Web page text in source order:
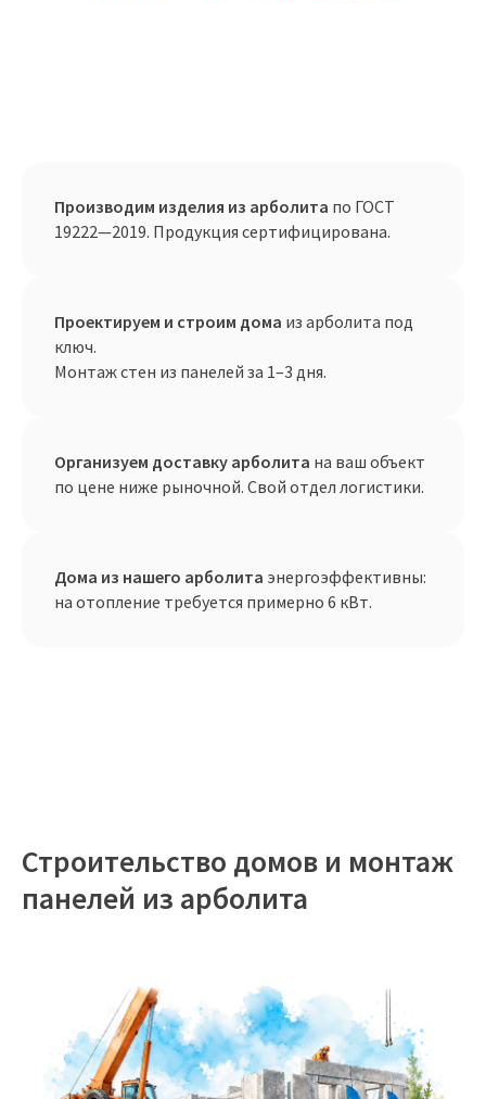
Производим изделия из арболита по ГОСТ
19222—2019. Продукция сертифицирована.
Проектируем и строим дома из арболита под
ключ.
Монтаж стен из панелей за 1–3 дня.
Организуем доставку арболита на ваш объект
по цене ниже рыночной. Свой отдел логистики.
Дома из нашего арболита энергоэффективны:
на отопление требуется примерно 6 кВт.
Строительство домов и монтаж
панелей из арболита